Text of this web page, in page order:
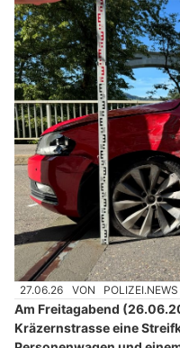
27.06.26 VON
Am Freitagabend
Kräzernstrasse eine